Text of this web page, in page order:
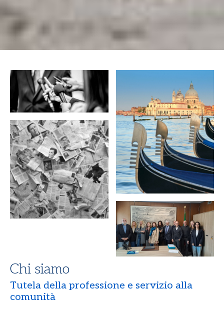
Chi siamo
Tutela della professione e servizio alla
comunità